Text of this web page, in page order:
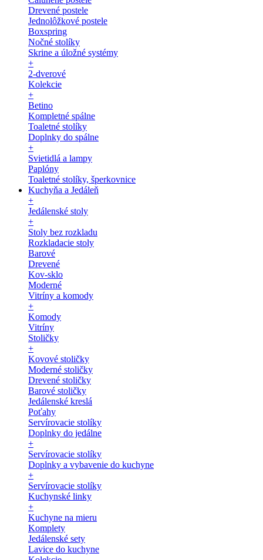
Drevené postele
Jednolôžkové postele
Boxspring
Nočné stolíky
Skrine a úložné systémy
+
2-dverové
Kolekcie
+
Betino
Kompletné spálne
Toaletné stolíky
Doplnky do spálne
+
Svietidlá a lampy
Paplóny
Toaletné stolíky, šperkovnice
Kuchyňa a Jedáleň
+
Jedálenské stoly
+
Stoly bez rozkladu
Rozkladacie stoly
Barové
Drevené
Kov-sklo
Moderné
Vitríny a komody
+
Komody
Vitríny
Stoličky
+
Kovové stoličky
Moderné stoličky
Drevené stoličky
Barové stoličky
Jedálenské kreslá
Poťahy
Servírovacie stolíky
Doplnky do jedálne
+
Servírovacie stolíky
Doplnky a vybavenie do kuchyne
+
Servírovacie stolíky
Kuchynské linky
+
Kuchyne na mieru
Komplety
Jedálenské sety
Lavice do kuchyne